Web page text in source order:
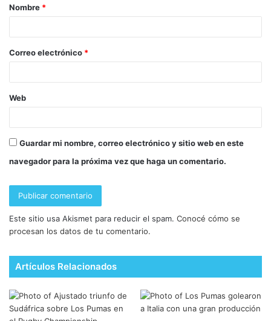
Nombre *
Correo electrónico *
Web
Guardar mi nombre, correo electrónico y sitio web en este
navegador para la próxima vez que haga un comentario.
Este sitio usa Akismet para reducir el spam. Conocé cómo se
procesan los datos de tu comentario.
Artículos Relacionados